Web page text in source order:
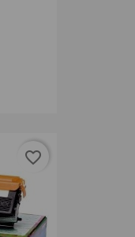
favorite_border